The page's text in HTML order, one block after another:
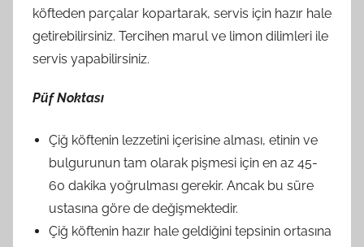
köfteden parçalar kopartarak, servis için hazır hale
getirebilirsiniz. Tercihen marul ve limon dilimleri ile
servis yapabilirsiniz.
Püf Noktası
Çiğ köftenin lezzetini içerisine alması, etinin ve
bulgurunun tam olarak pişmesi için en az 45-
60 dakika yoğrulması gerekir. Ancak bu süre
ustasına göre de değişmektedir.
Çiğ köftenin hazır hale geldiğini tepsinin ortasına